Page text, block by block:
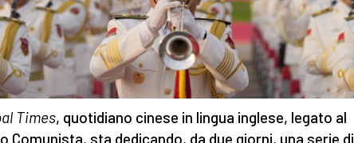
Times, quotidiano cinese in lingua inglese, legato al
Comunista, sta dedicando, da due giorni, una serie di